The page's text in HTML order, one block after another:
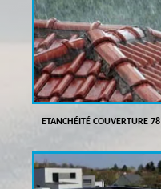
ETANCHÉITÉ COUVERTURE 78